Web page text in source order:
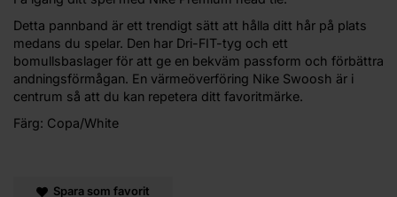
Detta pannband är ett trendigt sätt att hålla ditt hår på plats
medans du spelar. Den har Dri-FIT-tyg och ett
bomullsbaslager för att ge en bekväm passform och förbättra
andningsförmågan. En värmeöverföring Nike Swoosh är i
centrum så att du kan repetera ditt favoritmärke.
Färg: Copa/White
Spara som favorit